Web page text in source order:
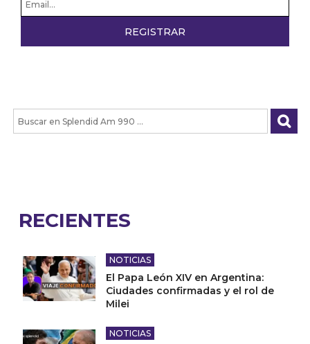
RECIENTES
NOTICIAS
El Papa León XIV en Argentina:
Ciudades confirmadas y el rol de
Milei
NOTICIAS